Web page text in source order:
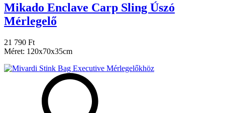
Mikado Enclave Carp Sling Úszó
Mérlegelő
21 790 Ft
Méret: 120x70x35cm